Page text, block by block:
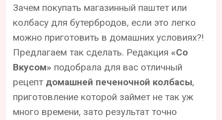
Зачем покупать магазинный паштет или
колбасу для бутербродов, если это легко
можно приготовить в домашних условиях?!
Предлагаем так сделать. Редакция «Со
Вкусом» подобрала для вас отличный
рецепт домашней печеночной колбасы,
приготовление которой займет не так уж
много времени, зато результат точно